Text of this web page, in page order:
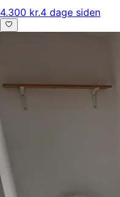
4.300 kr.4 dage siden